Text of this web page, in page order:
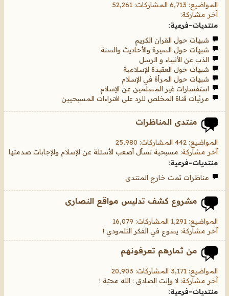
المواضيع: 6,713 المشاركات: 52,261
آخر مشاركة:
منتديات-فرعية:
شبهات حول القران الكريم
شبهات حول السيرة والأحاديث والسنة
الذب عن الأنبياء و الرسل
شبهات حول العقيدة الإسلامية
شبهات حول المرأة في الإسلام
استفسارات غير المسلمين عن الإسلام
مرئيات قناة المخلص للرد على افتراءات المسيحيين
منتدى المناظرات
المواضيع: 442 المشاركات: 25,980
آخر مشاركة: مسيحية تسأل أصعب الأسئلة عن الإسلام والإجابات صدمتها
منتديات-فرعية:
مناظرات تمت خارج المنتدى
مشروع كشف تدليس مواقع النصارى
المواضيع: 1,291 المشاركات: 16,079
آخر مشاركة: يسوع في الفكر التلمودي !
من ثمارهم تعرفونهم
المواضيع: 3,171 المشاركات: 20,903
آخر مشاركة: لا وإنت الصادق : الله محبّة !
منتديات-فرعية: